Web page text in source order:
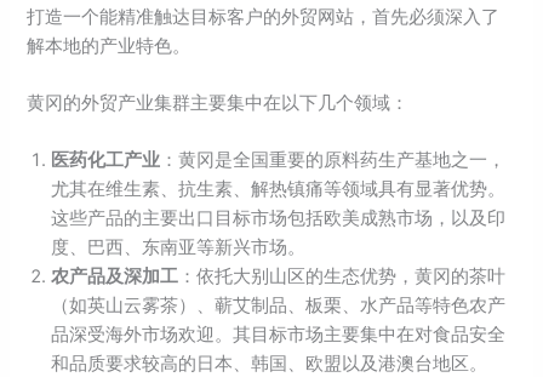
打造一个能精准触达目标客户的外贸网站，首先必须深入了
解本地的产业特色。
黄冈的外贸产业集群主要集中在以下几个领域：
医药化工产业 ：黄冈是全国重要的原料药生产基地之一，
尤其在维生素、抗生素、解热镇痛等领域具有显著优势。
这些产品的主要出口目标市场包括欧美成熟市场，以及印
度、巴西、东南亚等新兴市场。
农产品及深加工 ：依托大别山区的生态优势，黄冈的茶叶
（如英山云雾茶）、蕲艾制品、板栗、水产品等特色农产
品深受海外市场欢迎。其目标市场主要集中在对食品安全
和品质要求较高的日本、韩国、欧盟以及港澳台地区。